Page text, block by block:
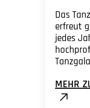
Das
erfreut
jedes
MEHR